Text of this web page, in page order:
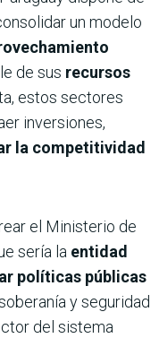
un modelo
de sus recursos
estos sectores
inversiones,
la competitividad
el Ministerio de
sería la entidad
políticas públicas
y seguridad
del sistema